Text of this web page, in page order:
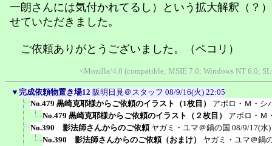
一朗さんには気付かれてるし）という拡大解釈（？
せていただきました。
ご依頼ありがとうございました。（ペコリ）
<Mozilla/4.0 (compatible; MSIE 7.0; Windows NT 6.0;
▼ 完成依頼物置き場12 阪明日見＠スタッフ 08/9/16(火) 22:05
No.479 黒崎克耶様からご依頼のイラスト（1枚目）
アポロ・Ｍ・シ
No.479 黒崎克耶様からご依頼のイラスト（２枚目）
アポロ・Ｍ
No.390 影法師さんからのご依頼 ヤガミ・ユマ＠鍋の国 08/9/17(水
No.390 影法師さんからのご依頼（おまけ）
ヤガミ・ユマ＠鍋